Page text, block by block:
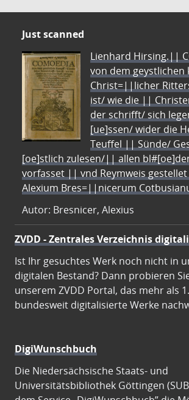
Just scanned
Lienhard Hirsing.||
von dem geystlichen
Christ=||licher
ist/ wie die ||
der schrifft/ sich
[ue]ssen/ wider die
Teuffel || Sünde/
[oe]stlich zulesen/|| allen
vorfasset || vnd Reymweis
Alexium Bres=||nicerum
Autor: Bresnicer, Alexius
ZVDD - Zentrales Verzeichnis
Ist Ihr gesuchtes Werk noch nicht in
digitalen Bestand? Dann probieren
unserem ZVDD Portal, das mehr als
bundesweit digitalisierte Werke
DigiWunschbuch
Die Niedersächsische Staats- und
Universitätsbibliothek Göttingen